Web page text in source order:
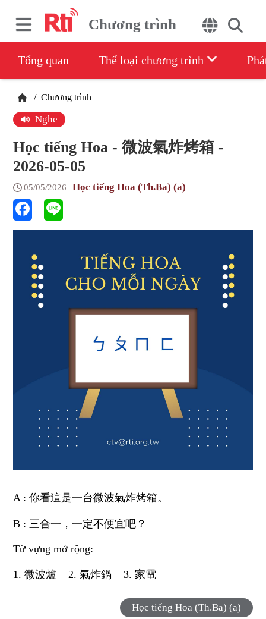
Chương trình
Tổng quan Thể loại chương trình
/ Chương trình
Nghe
Học tiếng Hoa - 微波氣炸烤箱 -
2026-05-05
05/05/2026 Học tiếng Hoa (Th.Ba) (a)
A : 你看這是一台微波氣炸烤箱。
B : 三合一，一定不便宜吧？
Từ vựng mở rộng:
1. 微波爐 2. 氣炸鍋 3. 家電
Học tiếng Hoa (Th.Ba) (a)